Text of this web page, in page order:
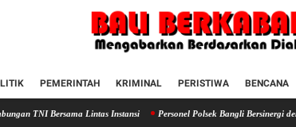
PEMERINTAH KRIMINAL PERISTIWA BENCANA
Lintas Instansi Personel Polsek Bangli Bersinergi dengan Inkait